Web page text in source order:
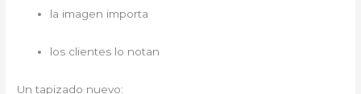
la imagen importa
los clientes lo notan
Un tapizado nuevo: